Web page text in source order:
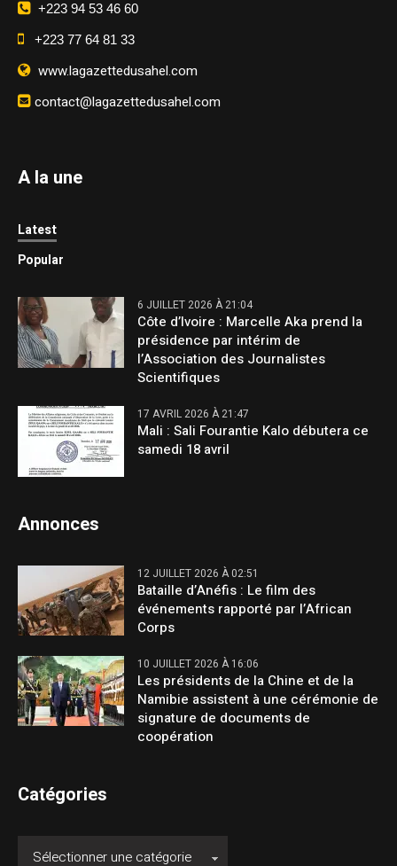
+223 94 53 46 60
+223 77 64 81 33
www.lagazettedusahel.com
contact@lagazettedusahel.com
A la une
Latest
Popular
6 JUILLET 2026 À 21:04
Côte d’Ivoire : Marcelle Aka prend la
présidence par intérim de
l’Association des Journalistes
Scientifiques
17 AVRIL 2026 À 21:47
Mali : Sali Fourantie Kalo débutera ce
samedi 18 avril
Annonces
12 JUILLET 2026 À 02:51
Bataille d’Anéfis : Le film des
événements rapporté par l’African
Corps
10 JUILLET 2026 À 16:06
Les présidents de la Chine et de la
Namibie assistent à une cérémonie de
signature de documents de
coopération
Catégories